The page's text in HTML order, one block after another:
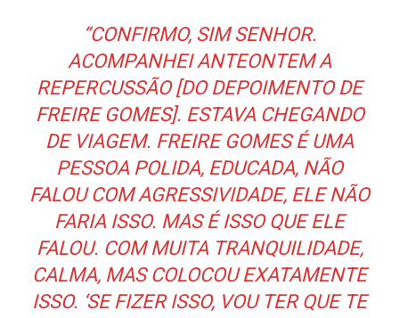
“CONFIRMO, SIM SENHOR.
ACOMPANHEI ANTEONTEM A
REPERCUSSÃO [DO DEPOIMENTO DE
FREIRE GOMES]. ESTAVA CHEGANDO
DE VIAGEM. FREIRE GOMES É UMA
PESSOA POLIDA, EDUCADA, NÃO
FALOU COM AGRESSIVIDADE, ELE NÃO
FARIA ISSO. MAS É ISSO QUE ELE
FALOU. COM MUITA TRANQUILIDADE,
CALMA, MAS COLOCOU EXATAMENTE
ISSO. ‘SE FIZER ISSO, VOU TER QUE TE